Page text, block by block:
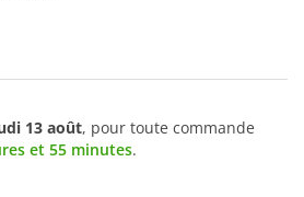
13 août, pour toute commande
et 55 minutes.